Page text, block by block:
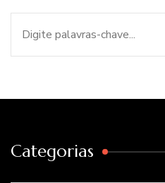
Categorias